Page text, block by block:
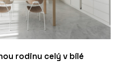
rodinu celý v bílé